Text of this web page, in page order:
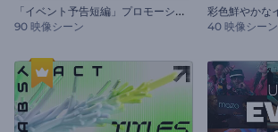
「
イベント予告短編」プロモーションビデオセット
90 映像シーン 40 映像シーン